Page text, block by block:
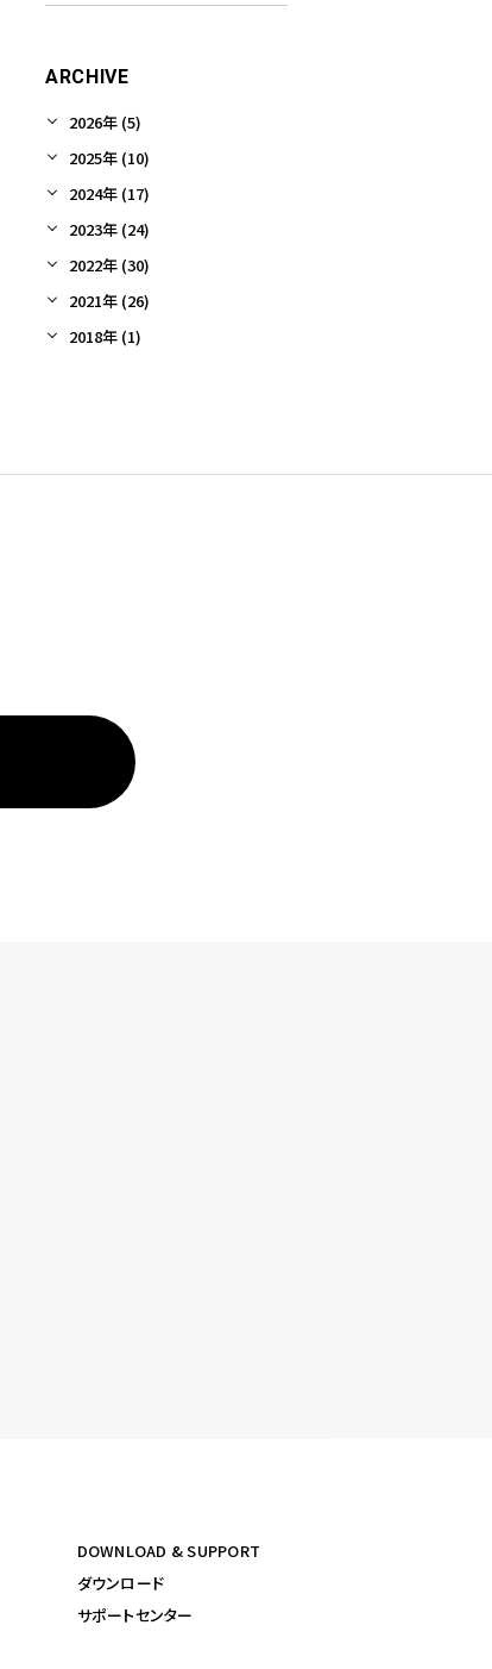
ARCHIVE
2026年 (5)
2025年 (10)
2024年 (17)
2023年 (24)
2022年 (30)
2021年 (26)
2018年 (1)
DOWNLOAD & SUPPORT
ダウンロード
サポートセンター